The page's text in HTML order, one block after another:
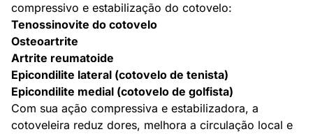
compressivo e estabilização do cotovelo:
Tenossinovite do cotovelo
Osteoartrite
Artrite reumatoide
Epicondilite lateral (cotovelo de tenista)
Epicondilite medial (cotovelo de golfista)
Com sua ação compressiva e estabilizadora, a
cotoveleira reduz dores, melhora a circulação local e